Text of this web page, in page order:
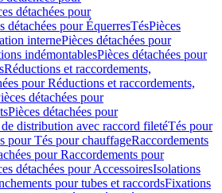
détachées pour
détachées pour ÉquerresTésPièces
internePièces détachées pour
indémontablesPièces détachées pour
Réductions et raccordements,
pour Réductions et raccordements,
détachées pour
Pièces détachées pour
distribution avec raccord filetéTés pour
pour Tés pour chauffageRaccordements
pour Raccordements pour
détachées pour AccessoiresIsolations
pour tubes et raccordsFixations